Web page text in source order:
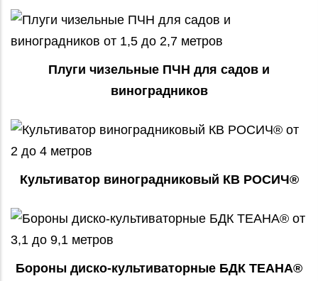
Плуги чизельные ПЧН для садов и
виноградников
Культиватор виноградниковый КВ РОСИЧ®
Бороны диско-культиваторные БДК ТЕАНА®